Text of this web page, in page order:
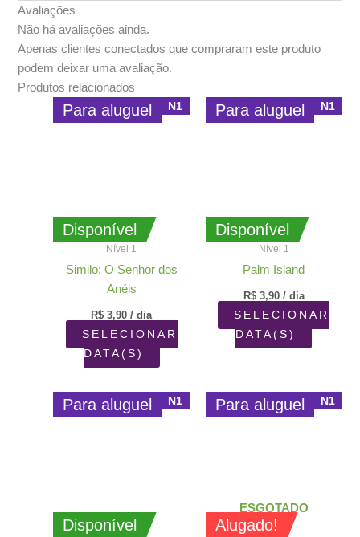
Avaliações
Não há avaliações ainda.
Apenas clientes conectados que compraram este produto
podem deixar uma avaliação.
Produtos relacionados
Disponível
Para aluguel N1
Nível 1
Similo: O Senhor dos
Anéis
R$ 3,90 / dia
SELECIONAR
DATA(S)
Disponível
Para aluguel N1
Nível 1
Palm Island
R$3,90/ dia
SELECIONAR
DATA(S)
Disponível
Para aluguel N1
Alugado!
Para aluguel N1
ESGOTADO